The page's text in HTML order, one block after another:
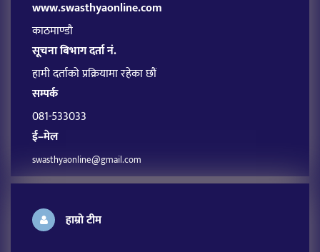
www.swasthyaonline.com
काठमाण्डौ
सूचना बिभाग दर्ता नं.
हामी दर्ताको प्रक्रियामा रहेका छौं
सम्पर्क
081-533033
ई–मेल
swasthyaonline@gmail.com
हाम्रो टीम